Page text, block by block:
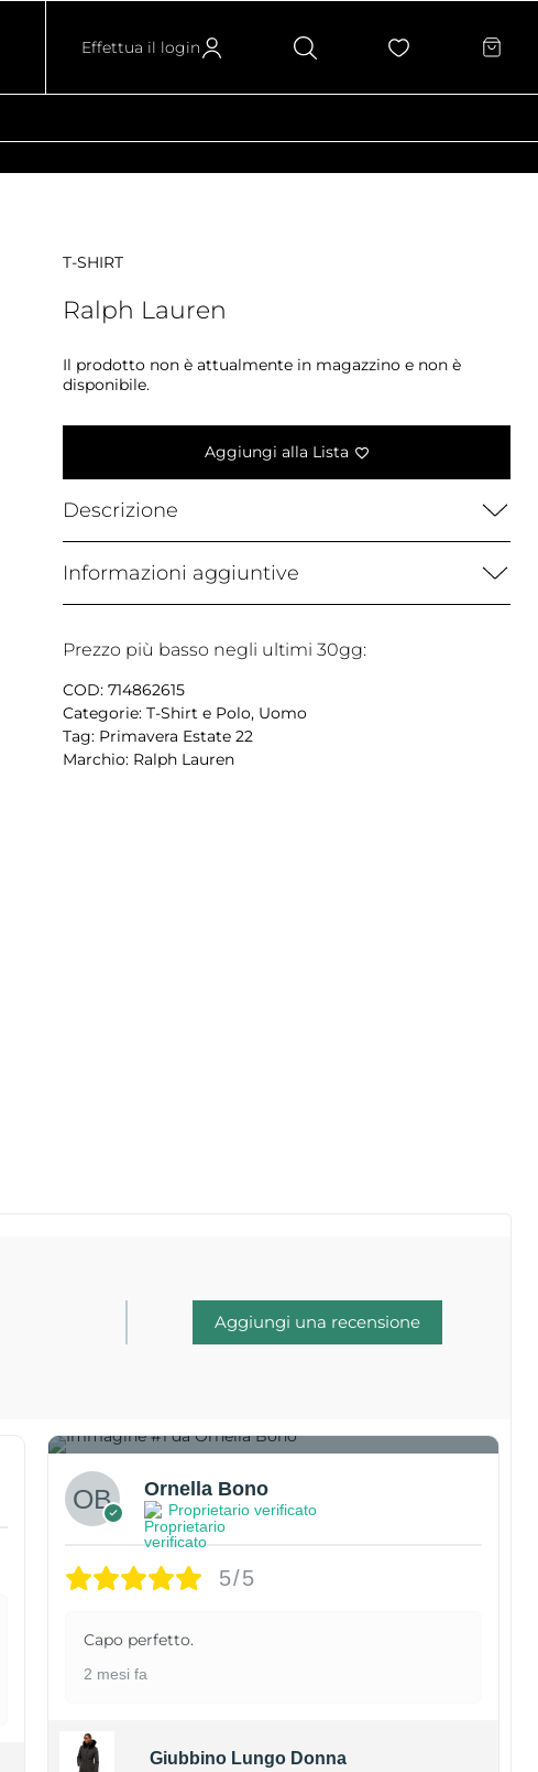
Effettua il login
T-SHIRT
Ralph Lauren
Il prodotto non è attualmente in magazzino e non è
disponibile.
Aggiungi alla Lista
Descrizione
Informazioni aggiuntive
Prezzo più basso negli ultimi 30gg:
COD:714862615
Categorie:T-Shirt e Polo, Uomo
Tag: Primavera Estate 22
Marchio: Ralph Lauren
Aggiungi una recensione
Ornella Bono
Proprietario verificato
5/5
Capo perfetto.
2 mesi fa
Giubbino Lungo Donna